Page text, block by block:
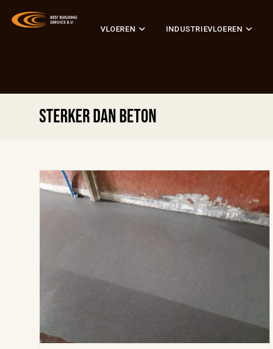
VLOEREN INDUSTRIEVLOEREN
Sterker dan beton